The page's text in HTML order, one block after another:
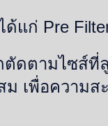
แก่ Pre
ตัดตามไซส์ที่
ม เพื่อความ